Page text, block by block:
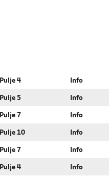
Pulje 4 Info
Pulje 5 Info
Pulje 7 Info
Pulje 10 Info
Pulje 7 Info
Pulje 4 Info